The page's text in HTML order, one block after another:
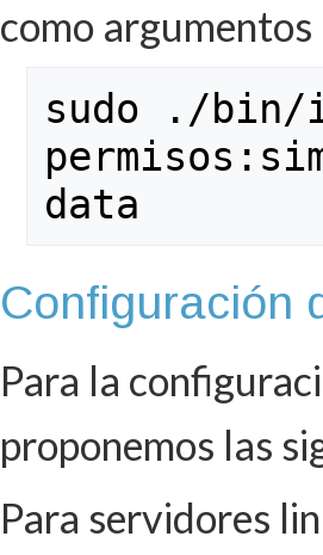
como
sudo . / bin/
data
Configuración
Para la
proponemos las
Para servidores